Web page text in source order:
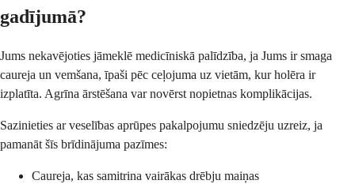
gadījumā?
Jums nekavējoties jāmeklē medicīniskā palīdzība, ja Jums ir smaga
caureja un vemšana, īpaši pēc ceļojuma uz vietām, kur holēra ir
izplatīta. Agrīna ārstēšana var novērst nopietnas komplikācijas.
Sazinieties ar veselības aprūpes pakalpojumu sniedzēju uzreiz, ja
pamanāt šīs brīdinājuma pazīmes:
Caureja, kas samitrina vairākas drēbju maiņas